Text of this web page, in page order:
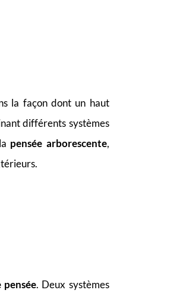
la façon dont un haut
différents systèmes
pensée arborescente,
pensée. Deux systèmes